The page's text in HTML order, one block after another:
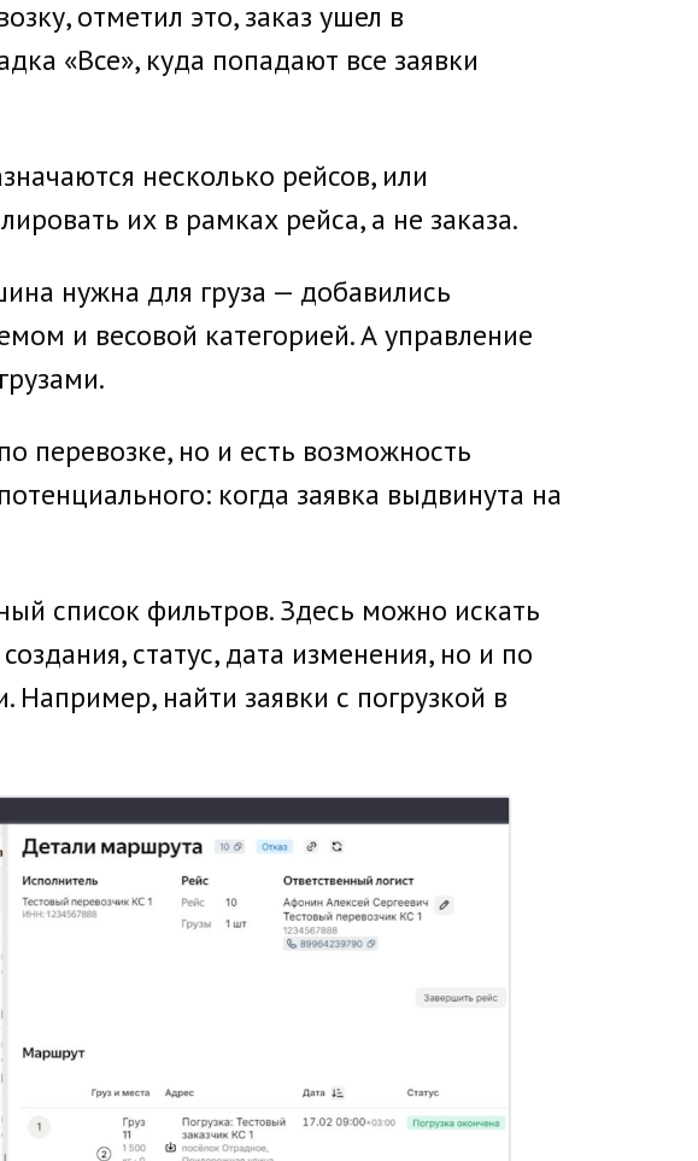
отметил это, заказ ушел в
«Все», куда попадают все заявки
несколько рейсов, или
их в рамках рейса, а не заказа.
нужна для груза — добавились
и весовой категорией. А управление
перевозке, но и есть возможность
когда заявка выдвинута на
список фильтров. Здесь можно искать
статус, дата изменения, но и по
Например, найти заявки с погрузкой в